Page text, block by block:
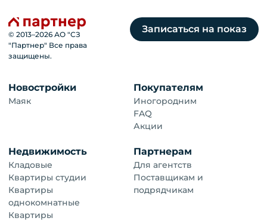
© 2013–2026 АО "СЗ
"Партнер" Все права
защищены.
Записаться на показ
Новостройки
Маяк
Покупателям
Иногородним
FAQ
Акции
Недвижимость
Кладовые
Квартиры студии
Квартиры
однокомнатные
Квартиры
Партнерам
Для агентств
Поставщикам и
подрядчикам